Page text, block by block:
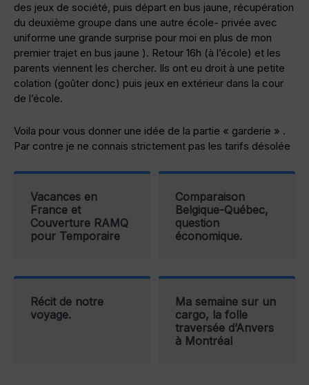
des jeux de société, puis départ en bus jaune, récupération
du deuxième groupe dans une autre école- privée avec
uniforme une grande surprise pour moi en plus de mon
premier trajet en bus jaune ). Retour 16h (à l’école) et les
parents viennent les chercher. Ils ont eu droit à une petite
colation (goûter donc) puis jeux en extérieur dans la cour
de l’école.
Voila pour vous donner une idée de la partie « garderie » .
Par contre je ne connais strictement pas les tarifs désolée
Vacances en
France et
Couverture RAMQ
pour Temporaire
Comparaison
Belgique-Québec,
question
économique.
Récit de notre
voyage.
Ma semaine sur un
cargo, la folle
traversée d’Anvers
à Montréal